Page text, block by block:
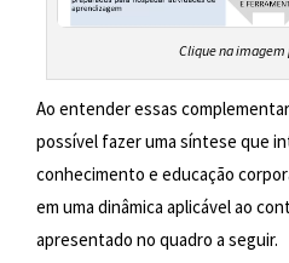
Clique na
Ao entender essas
possível fazer uma síntese que
conhecimento e educação
em uma dinâmica aplicável ao
apresentado no quadro a seguir.